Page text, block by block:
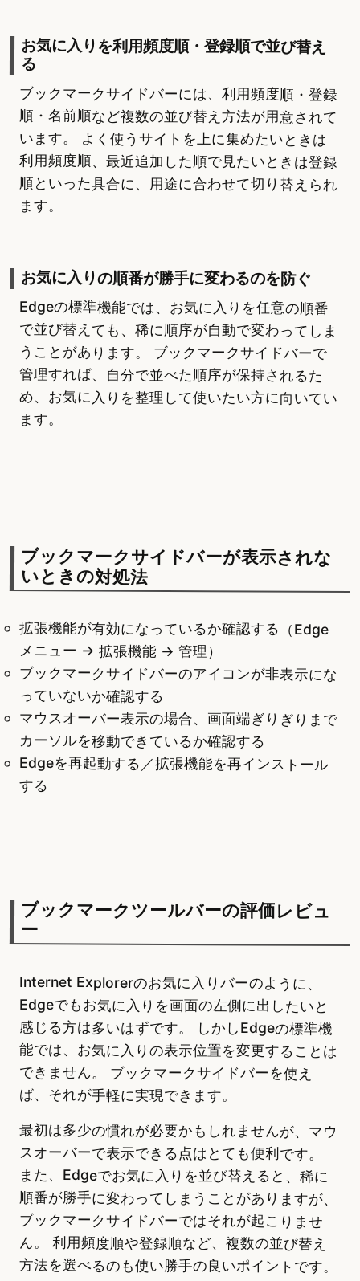
お気に入りを利用頻度順・登録順で並び替え
る
ブックマークサイドバーには、利用頻度順・登録
順・名前順など複数の並び替え方法が用意されて
います。 よく使うサイトを上に集めたいときは
利用頻度順、最近追加した順で見たいときは登録
順といった具合に、用途に合わせて切り替えられ
ます。
お気に入りの順番が勝手に変わるのを防ぐ
Edgeの標準機能では、お気に入りを任意の順番
で並び替えても、稀に順序が自動で変わってしま
うことがあります。 ブックマークサイドバーで
管理すれば、自分で並べた順序が保持されるた
め、お気に入りを整理して使いたい方に向いてい
ます。
ブックマークサイドバーが表示されな
いときの対処法
拡張機能が有効になっているか確認する（Edge
メニュー → 拡張機能 → 管理）
ブックマークサイドバーのアイコンが非表示にな
っていないか確認する
マウスオーバー表示の場合、画面端ぎりぎりまで
カーソルを移動できているか確認する
Edgeを再起動する／拡張機能を再インストール
する
ブックマークツールバーの評価レビュ
ー
Internet Explorerのお気に入りバーのように、
Edgeでもお気に入りを画面の左側に出したいと
感じる方は多いはずです。 しかしEdgeの標準機
能では、お気に入りの表示位置を変更することは
できません。 ブックマークサイドバーを使え
ば、それが手軽に実現できます。
最初は多少の慣れが必要かもしれませんが、マウ
スオーバーで表示できる点はとても便利です。
また、Edgeでお気に入りを並び替えると、稀に
順番が勝手に変わってしまうことがありますが、
ブックマークサイドバーではそれが起こりませ
ん。 利用頻度順や登録順など、複数の並び替え
方法を選べるのも使い勝手の良いポイントです。